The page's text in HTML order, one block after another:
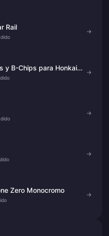
Rail
→
y B-Chips para Honkai
→
→
→
Zero Monocromo
→